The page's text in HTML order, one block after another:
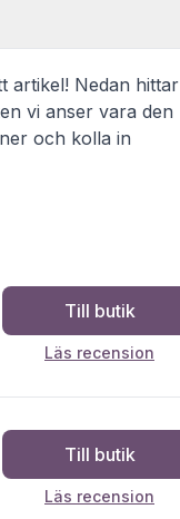
artikel! Nedan hittar
vi anser vara den
och kolla in
Till butik
Läs recension
Till butik
Läs recension